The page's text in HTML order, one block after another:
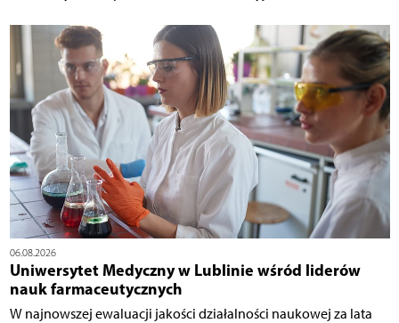
06.08.2026
Uniwersytet Medyczny w Lublinie wśród liderów
nauk farmaceutycznych
W najnowszej ewaluacji jakości działalności naukowej za lata